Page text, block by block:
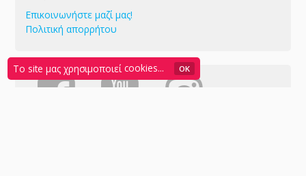
Επικοινωνήστε μαζί μας!
Πολιτική απορρήτου
Το site μας χρησιμοποιείcookies... OK